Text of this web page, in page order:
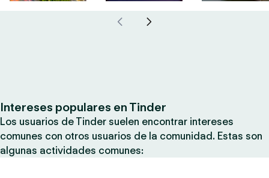
Intereses populares en Tinder
Los usuarios de Tinder suelen encontrar intereses
comunes con otros usuarios de la comunidad. Estas son
algunas actividades comunes: